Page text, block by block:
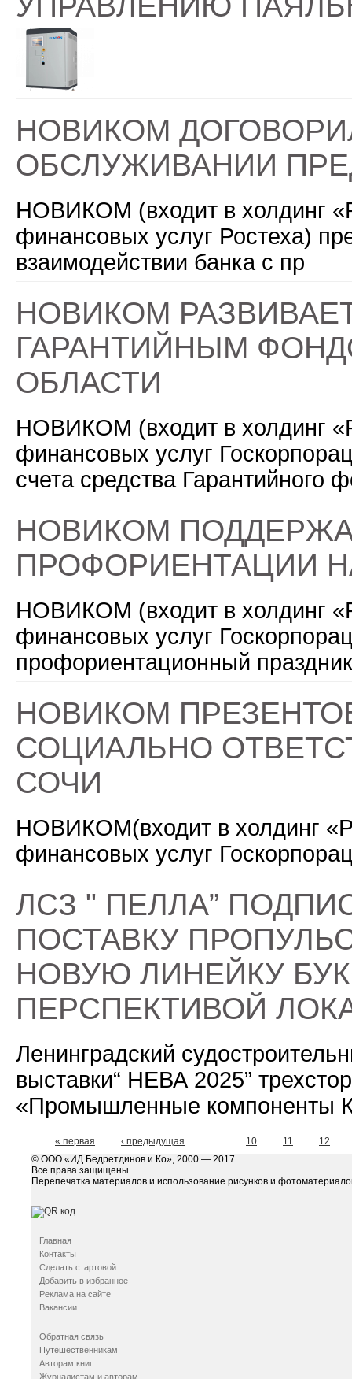
НОВИКОМ
ОБСЛУЖИВАНИИ
НОВИКОМ (входит в холдинг
финансовых услуг Ростеха)
взаимодействии банка с пр
НОВИКОМ
ГАРАНТИЙНЫМ
ОБЛАСТИ
НОВИКОМ (входит в холдинг
финансовых услуг
счета средства Гарантийного
НОВИКОМ
ПРОФОРИЕНТАЦИИ
НОВИКОМ (входит в холдинг
финансовых услуг
профориентационный
НОВИКОМ
СОЦИАЛЬНО
СОЧИ
НОВИКОМ(входит в холдинг
финансовых услуг
ЛСЗ " ПЕЛЛА”
ПОСТАВКУ
НОВУЮ ЛИНЕЙКУ
ПЕРСПЕКТИВОЙ
Ленинградский
выставки“ НЕВА 2025”
«Промышленные компоненты
« первая ‹ предыдущая … 10 11
12
© ООО «ИД Бедретдинов и Ко», 2000 — 2017
Все права защищены.
Перепечатка материалов и использование рисунков и
Главная
Контакты
Сделать стартовой
Добавить в избранное
Реклама на сайте
Вакансии
Обратная связь
Путешественникам
Авторам книг
Журналистам и авторам